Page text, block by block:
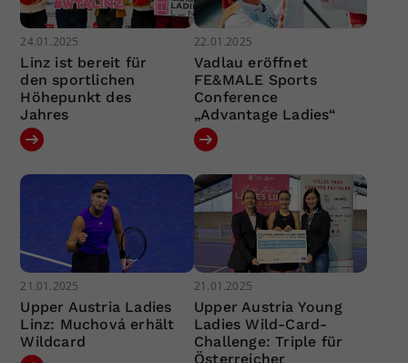
24.01.2025
Linz ist bereit für
den sportlichen
Höhepunkt des
Jahres
22.01.2025
Vadlau eröffnet
FE&MALE Sports
Conference
„Advantage Ladies“
21.01.2025
Upper Austria Ladies
Linz: Muchová erhält
Wildcard
21.01.2025
Upper Austria Young
Ladies Wild-Card-
Challenge: Triple für
Österreicher